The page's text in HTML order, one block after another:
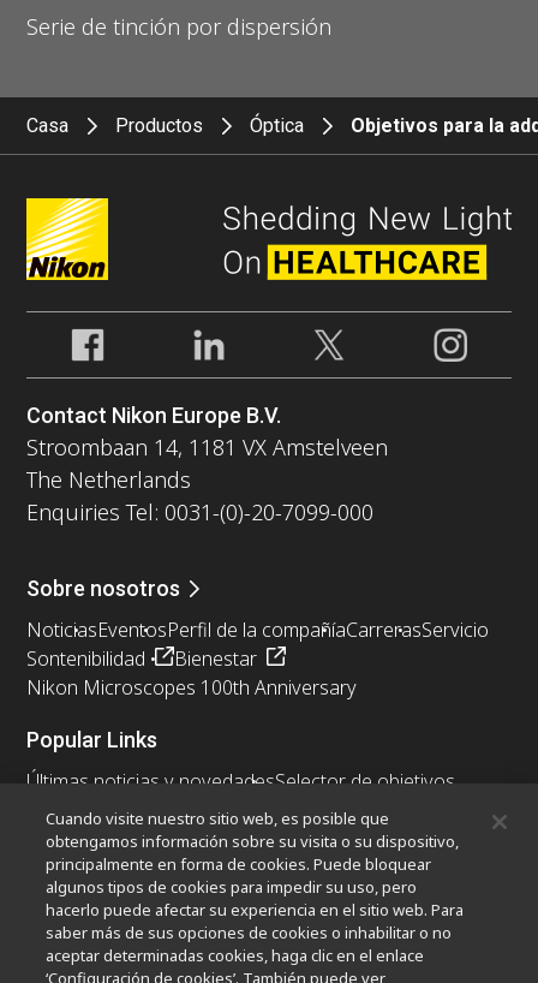
Serie de tinción por dispersión
Casa Productos Óptica Objetivos para la
Contact Nikon Europe B.V.
Stroombaan 14, 1181 VX Amstelveen
The Netherlands
Enquiries Tel: 0031-(0)-20-7099-000
Sobre nosotros
NoticiasEventosPerfil de la compañíaCarrerasServicio
Sontenibilidad
Bienestar
Nikon Microscopes 100th Anniversary
Popular Links
Últimas noticias y novedadesSelector de objetivos
Resolution Calculator PubScopeOEM
Nikon Small World
MicroscopyU
Otros Productos Nikon
Productos de imagen
Microscopía industrial y metrología
Cuando visite nuestro sitio web, es posible que
obtengamos información sobre su visita o su dispositivo,
principalmente en forma de cookies. Puede bloquear
algunos tipos de cookies para impedir su uso, pero
hacerlo puede afectar su experiencia en el sitio web. Para
saber más de sus opciones de cookies o inhabilitar o no
aceptar determinadas cookies, haga clic en el enlace
‘Configuración de cookies’. También puede ver